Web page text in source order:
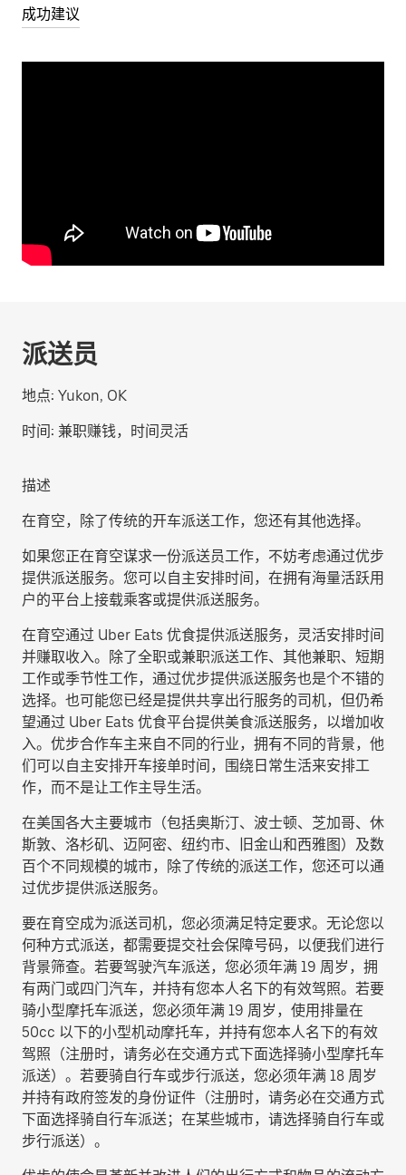
成功建议
派送员
地点: Yukon, OK
时间: 兼职赚钱，时间灵活
描述
在育空，除了传统的开车派送工作，您还有其他选择。
如果您正在育空谋求一份派送员工作，不妨考虑通过优步
提供派送服务。您可以自主安排时间，在拥有海量活跃用
户的平台上接载乘客或提供派送服务。
在育空通过 Uber Eats 优食提供派送服务，灵活安排时间
并赚取收入。除了全职或兼职派送工作、其他兼职、短期
工作或季节性工作，通过优步提供派送服务也是个不错的
选择。也可能您已经是提供共享出行服务的司机，但仍希
望通过 Uber Eats 优食平台提供美食派送服务，以增加收
入。优步合作车主来自不同的行业，拥有不同的背景，他
们可以自主安排开车接单时间，围绕日常生活来安排工
作，而不是让工作主导生活。
在美国各大主要城市（包括奥斯汀、波士顿、芝加哥、休
斯敦、洛杉矶、迈阿密、纽约市、旧金山和西雅图）及数
百个不同规模的城市，除了传统的派送工作，您还可以通
过优步提供派送服务。
要在育空成为派送司机，您必须满足特定要求。无论您以
何种方式派送，都需要提交社会保障号码，以便我们进行
背景筛查。若要驾驶汽车派送，您必须年满 19 周岁，拥
有两门或四门汽车，并持有您本人名下的有效驾照。若要
骑小型摩托车派送，您必须年满 19 周岁，使用排量在
50cc 以下的小型机动摩托车，并持有您本人名下的有效
驾照（注册时，请务必在交通方式下面选择骑小型摩托车
派送）。若要骑自行车或步行派送，您必须年满 18 周岁
并持有政府签发的身份证件（注册时，请务必在交通方式
下面选择骑自行车派送；在某些城市，请选择骑自行车或
步行派送）。